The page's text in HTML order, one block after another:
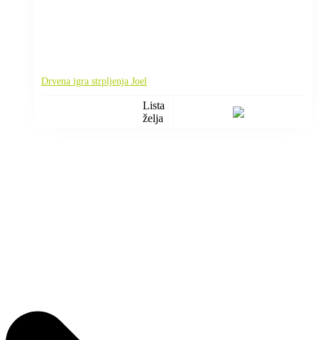
Drvena igra strpljenja Joel
Lista
želja